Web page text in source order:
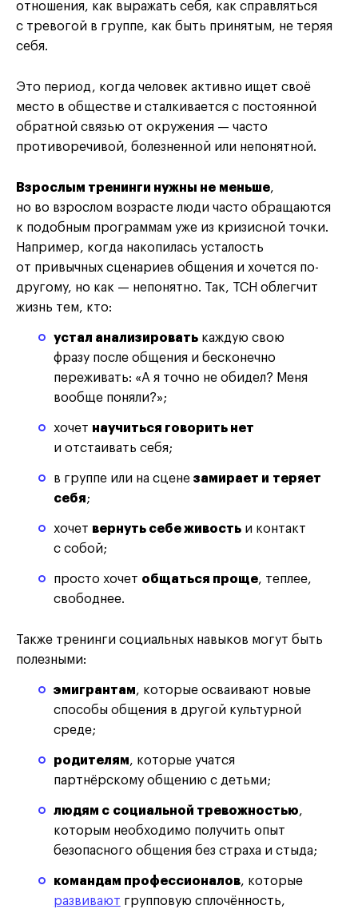
отношения, как выражать себя, как справляться
с тревогой в группе, как быть принятым, не теряя
себя.
Это период, когда человек активно ищет своё
место в обществе и сталкивается с постоянной
обратной связью от окружения — часто
противоречивой, болезненной или непонятной.
Взрослым тренинги нужны не меньше,
но во взрослом возрасте люди часто обращаются
к подобным программам уже из кризисной точки.
Например, когда накопилась усталость
от привычных сценариев общения и хочется по-
другому, но как — непонятно. Так, ТСН облегчит
жизнь тем, кто:
устал анализироватькаждую свою
фразу после общения и бесконечно
переживать: «А я точно не обидел? Меня
вообще поняли?»;
хочет научиться говорить нет
и отстаивать себя;
в группе или на сцене замирает и теряет
себя;
хочет вернуть себе живостьи контакт
с собой;
просто хочет общаться проще, теплее,
свободнее.
Также тренинги социальных навыков могут быть
полезными:
эмигрантам, которые осваивают новые
способы общения в другой культурной
среде;
родителям, которые учатся
партнёрскому общению с детьми;
людям с социальной тревожностью,
которым необходимо получить опыт
безопасного общения без страха и стыда;
командам профессионалов, которые
развивают групповую сплочённость,